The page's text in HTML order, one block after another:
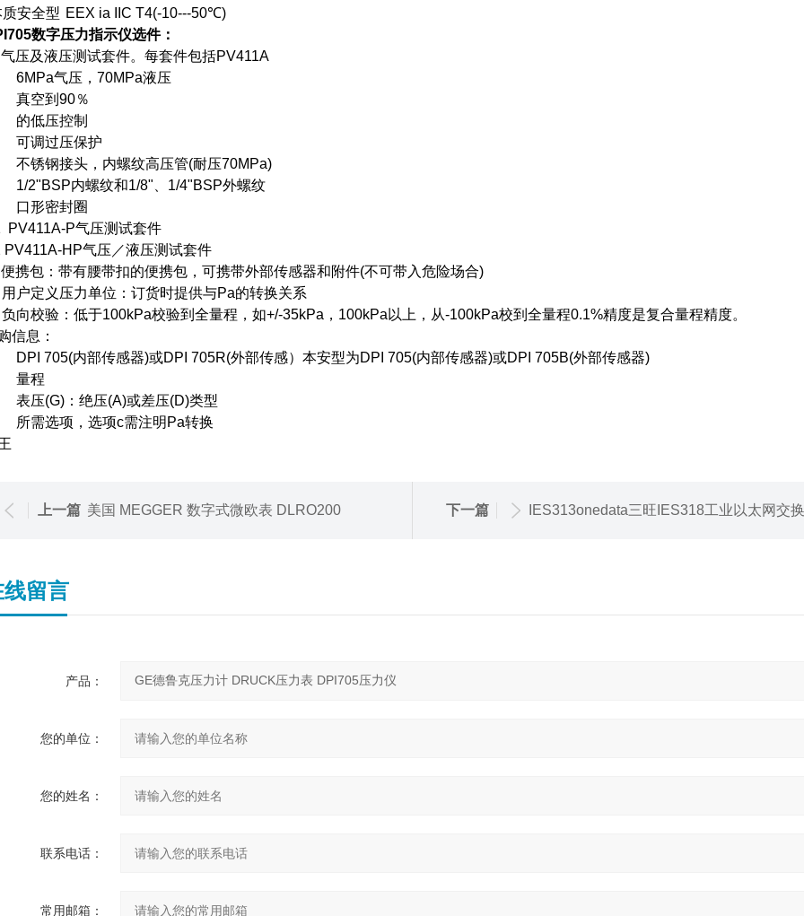
质安全型 EEX ia IIC T4(-10---50℃)
数字压力指示仪选件：
压及液压测试套件。每套件包括PV411A
气压，70MPa液压
空到90％
低压控制
调过压保护
锈钢接头，内螺纹高压管(耐压70MPa)
2"BSP内螺纹和1/8"、1/4"BSP外螺纹
形密封圈
PV411A-P气压测试套件
PV411A-HP气压／液压测试套件
携包：带有腰带扣的便携包，可携带外部传感器和附件(不可带入危险场合)
户定义压力单位：订货时提供与Pa的转换关系
向校验：低于100kPa校验到全量程，如+/-35kPa，100kPa以上，从-100kPa校到全量程0.1%精度是复合量程精度。
信息：
705(内部传感器)或DPI 705R(外部传感）本安型为DPI 705(内部传感器)或DPI 705B(外部传感器)
量程
压(G)：绝压(A)或差压(D)类型
需选项，选项c需注明Pa转换
上一篇 美国 MEGGER 数字式微欧表 DLRO200 下一篇 IES313onedata三旺IES318工业以太网交
线留言
产品：
您的单位：
您的姓名：
联系电话：
常用邮箱：